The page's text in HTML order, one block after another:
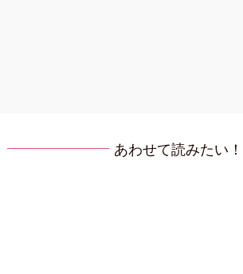
あわせて読みたい！